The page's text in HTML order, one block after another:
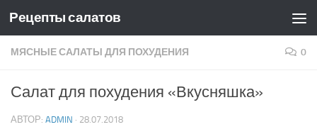
Skip to content
Рецепты салатов
МЯСНЫЕ САЛАТЫ ДЛЯ ПОХУДЕНИЯ 0
Салат для похудения «Вкусняшка»
АВТОР: ADMIN · 28.07.2018